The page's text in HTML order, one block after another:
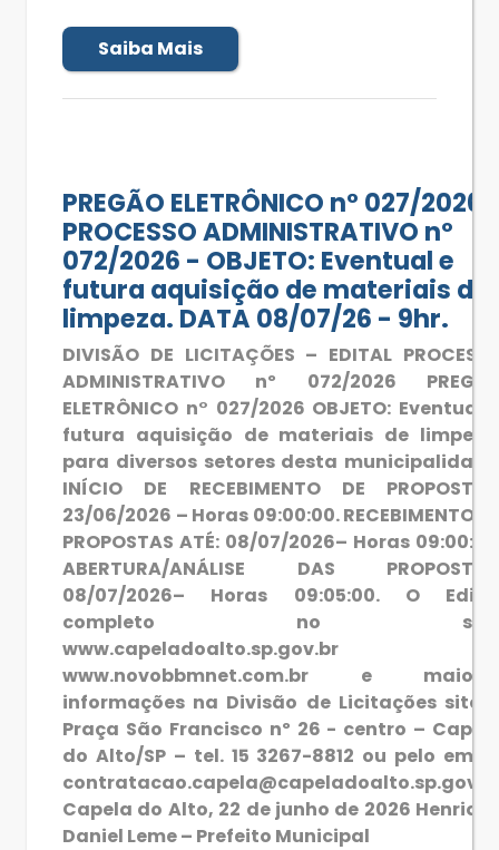
Saiba Mais
PREGÃO ELETRÔNICO n° 027/2026
PROCESSO ADMINISTRATIVO nº
072/2026 - OBJETO: Eventual e
futura aquisição de materiais de
limpeza. DATA 08/07/26 - 9hr.
DIVISÃO DE LICITAÇÕES – EDITAL
ADMINISTRATIVO nº 072/2026
ELETRÔNICO n° 027/2026 OBJETO: Eventual
futura aquisição de materiais de
para diversos setores desta
INÍCIO DE RECEBIMENTO DE
23/06/2026 – Horas 09:00:00. RECEBIMENTO
PROPOSTAS ATÉ: 08/07/2026– Horas
ABERTURA/ANÁLISE DAS
08/07/2026– Horas 09:05:00. O
completo no
www.capeladoalto.sp.gov.br
www.novobbmnet.com.br e
informações na Divisão de Licitações sito
Praça São Francisco nº 26 - centro –
do Alto/SP – tel. 15 3267-8812 ou pelo
Capela do Alto, 22 de junho de 2026
Daniel Leme – Prefeito Municipal